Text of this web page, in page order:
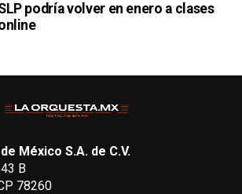
podría volver en enero a clases
México S.A. de C.V.
B
78260